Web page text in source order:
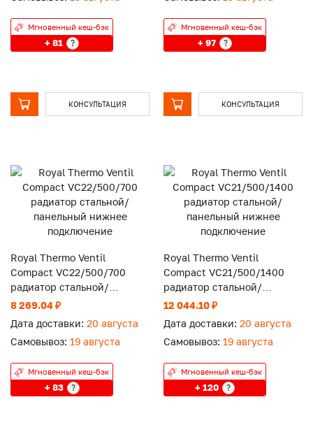
Мгновенный кеш-бэк
+ 81 ?
КОНСУЛЬТАЦИЯ
Мгновенный кеш-бэк
+ 97 ?
КОНСУЛЬТАЦИЯ
Royal Thermo Ventil
Compact VC22/500/700
радиатор стальной/
панельный нижнее
8 269.04 ₽
Дата доставки: 20 августа
Самовывоз: 19 августа
Мгновенный кеш-бэк
+ 83 ?
Royal Thermo Ventil
Compact VC21/500/1400
радиатор стальной/
панельный нижнее
12 044.10 ₽
Дата доставки: 20 августа
Самовывоз: 19 августа
Мгновенный кеш-бэк
+ 120 ?